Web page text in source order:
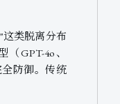
类脱离分布
GPT-4o、
全防御。传统